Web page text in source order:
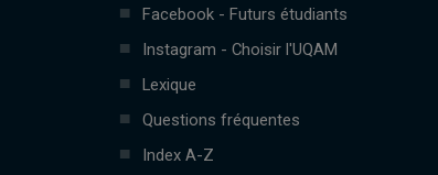
Facebook - Futurs étudiants
Instagram - Choisir l'UQAM
Lexique
Questions fréquentes
Index A-Z